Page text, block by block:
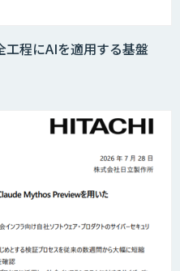
工程にAIを適用する基盤